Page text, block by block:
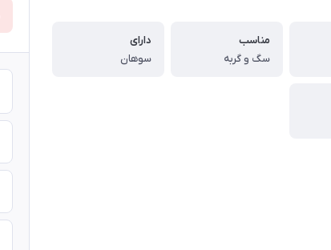
مناسب
سگ و گربه
دارای
سوهان